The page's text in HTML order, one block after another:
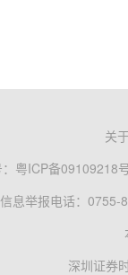
关
粤ICP备09109218
息举报电话：0755-
深圳证券